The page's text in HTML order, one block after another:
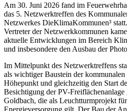
Am 30. Juni 2026 fand im
das 5. Netzwerktreffen des
Netzwerkes DieKlimaKommunen³
Vertreter der Netzwerkkommunen
aktuelle Entwicklungen im Bereich
und insbesondere den Ausbau der
Im Mittelpunkt des Netzwerktreffens
als wichtiger Baustein der
Höhepunkt und gleichzeitig den Start
Besichtigung der PV-Freiflächenanlage
Goldbach, die als Leuchtturmprojekt
Energieversorgung gilt. Der Bau der